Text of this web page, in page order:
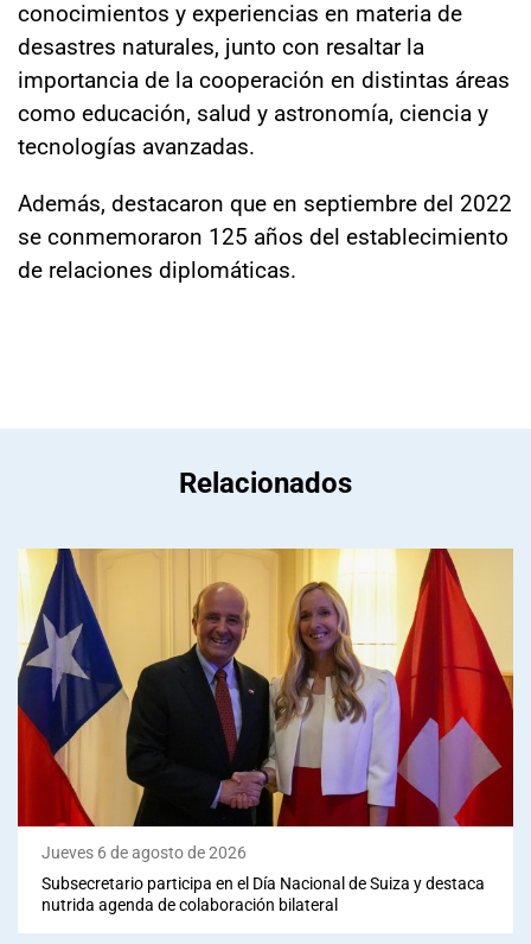
conocimientos y experiencias en materia de
desastres naturales, junto con resaltar la
importancia de la cooperación en distintas áreas
como educación, salud y astronomía, ciencia y
tecnologías avanzadas.
Además, destacaron que en septiembre del 2022
se conmemoraron 125 años del establecimiento
de relaciones diplomáticas.
Relacionados
Jueves 6 de agosto de 2026
Subsecretario participa en el Día Nacional de Suiza y destaca
nutrida agenda de colaboración bilateral